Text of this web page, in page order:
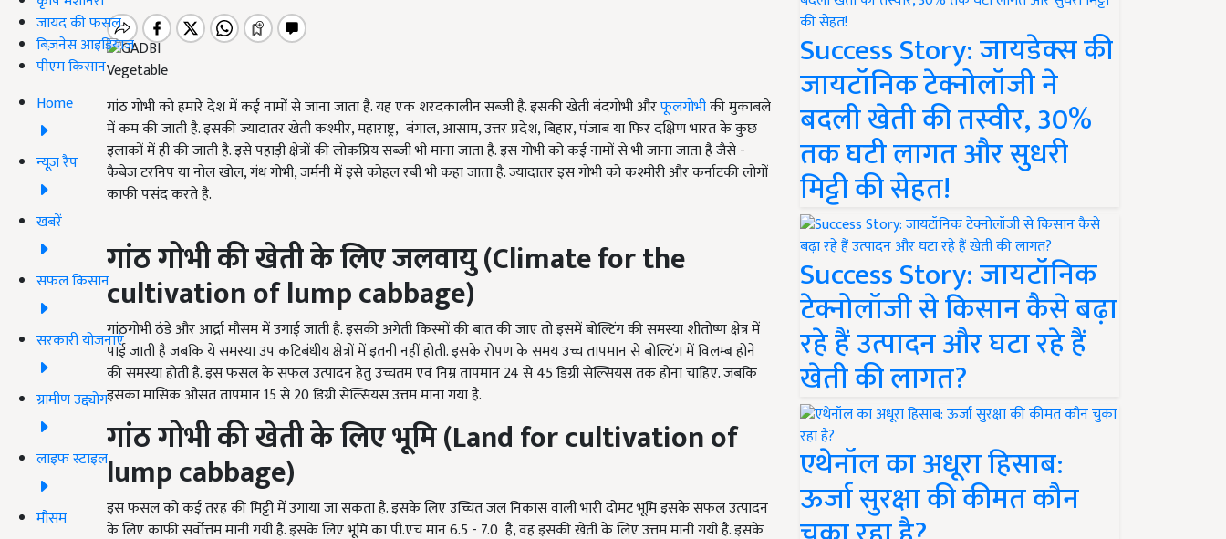
जायद की फसल
बिज़नेस आइडियाज
पीएम किसान
Home
न्यूज़ रैप
खबरें
सफल किसान
सरकारी योजनाएं
ग्रामीण उद्द्योग
लाइफ स्टाइल
मौसम
Vegetable
गांठ गोभी को हमारे देश में कई नामों से जाना जाता है. यह एक शरदकालीन सब्जी है. इसकी खेती बंदगोभी औरफूलगोभीकी मुकाबले
में कम की जाती है. इसकी ज्यादातर खेती कश्मीर,महाराष्ट्र, बंगाल,आसाम,उत्तर प्रदेश,बिहार,पंजाब या फिर दक्षिण भारत के कुछ
इलाकों में ही की जाती है. इसे पहाड़ी क्षेत्रों की लोकप्रिय सब्जी भी माना जाता है. इस गोभी को कई नामों से भी जाना जाता है जैसे -
कैबेज टरनिप या नोल खोल,गंध गोभी,जर्मनी में इसे कोहल रबी भी कहा जाता है. ज्यादातर इस गोभी को कश्मीरी और कर्नाटकी लोगों
काफी पसंद करते है.
गांठ गोभी की खेती के लिए जलवायु (Climate for the
cultivation of lump cabbage)
गांठगोभी ठंडे और आर्द्रा मौसम में उगाई जाती है. इसकी अगेती किस्मों की बात की जाए तो इसमें बोल्टिंग की समस्या शीतोष्ण क्षेत्र में
पाई जाती है जबकि ये समस्या उप कटिबंधीय क्षेत्रों में इतनी नहीं होती. इसके रोपण के समय उच्च तापमान से बोल्टिंग में विलम्ब होने
की समस्या होती है. इस फसल के सफल उत्पादन हेतु उच्चतम एवं निम्न तापमान24से45डिग्री सेल्सियस तक होना चाहिए. जबकि
इसका मासिक औसत तापमान15से20डिग्री सेल्सियस उत्तम माना गया है.
गांठ गोभी की खेती के लिएभूमि (Land for cultivation of
lump cabbage)
इस फसल को कई तरह की मिट्टी में उगाया जा सकता है. इसके लिए उच्चित जल निकास वाली भारी दोमट भूमि इसके सफल उत्पादन
के लिए काफी सर्वोत्तम मानी गयी है. इसके लिए भूमि का पी.एच मान 6.5 - 7.0 है, वह इसकी खेती के लिए उत्तम मानी गयी है. इसके
Success Story: जायडेक्स की
जायटॉनिक टेक्नोलॉजी ने
बदली खेती की तस्वीर, 30%
तक घटी लागत और सुधरी
मिट्टी की सेहत!
Success Story: जायटॉनिक
टेक्नोलॉजी से किसान कैसे बढ़ा
रहे हैं उत्पादन और घटा रहे हैं
खेती की लागत?
एथेनॉल का अधूरा हिसाब:
ऊर्जा सुरक्षा की कीमत कौन